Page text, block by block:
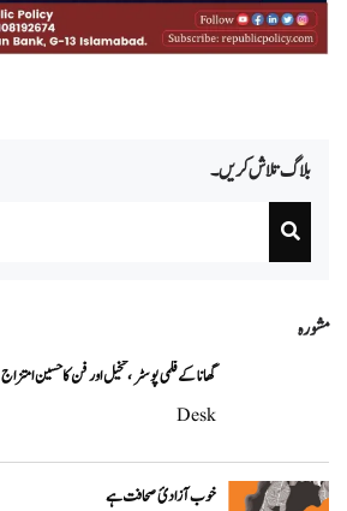
بلاگ تلاش کریں۔
مشورہ
گھانا کے فلمی پوسٹر، تخیل اور فن کا حسین امتزاج
Desk
خوب آزادئ صحافت ہے